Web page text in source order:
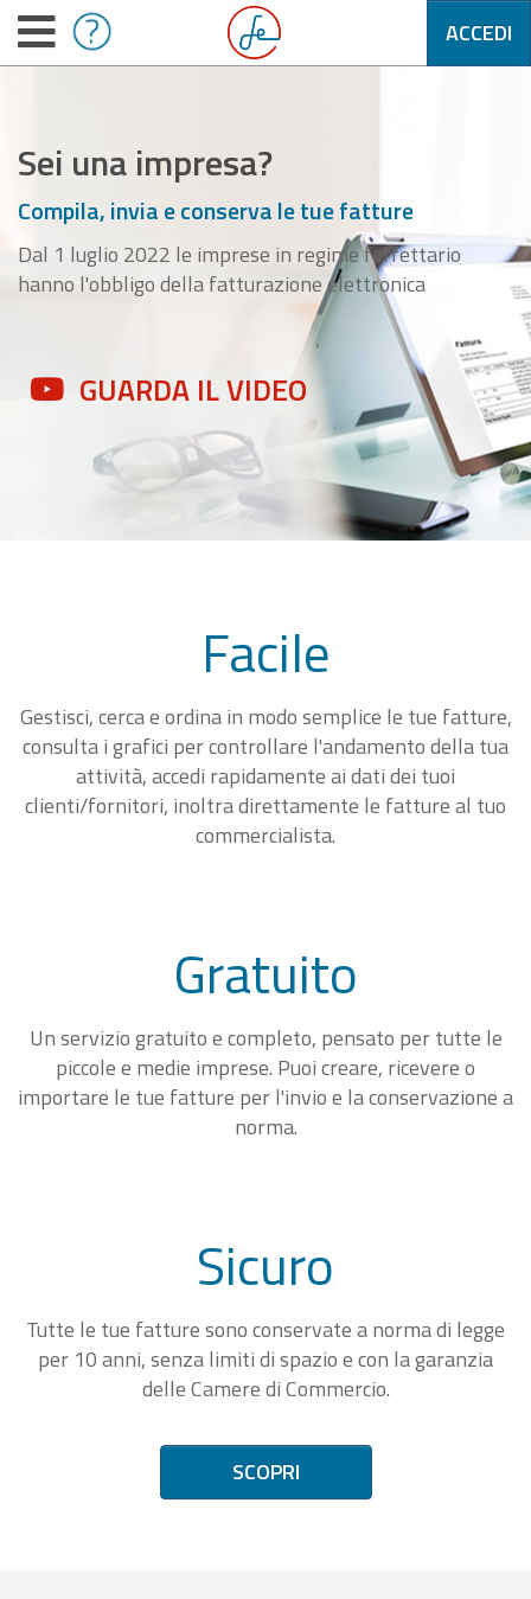
ACCEDI
Sei una impresa?
Compila, invia e conserva le tue fatture
Dal 1 luglio 2022 le imprese in regime forfettario
hanno l'obbligo della fatturazione elettronica
GUARDA IL VIDEO
Facile
Gestisci, cerca e ordina in modo semplice le tue fatture,
consulta i grafici per controllare l'andamento della tua
attività, accedi rapidamente ai dati dei tuoi
clienti/fornitori, inoltra direttamente le fatture al tuo
commercialista.
Gratuito
Un servizio gratuito e completo, pensato per tutte le
piccole e medie imprese. Puoi creare, ricevere o
importare le tue fatture per l'invio e la conservazione a
norma.
Sicuro
Tutte le tue fatture sono conservate a norma di legge
per 10 anni, senza limiti di spazio e con la garanzia
delle Camere di Commercio.
SCOPRI